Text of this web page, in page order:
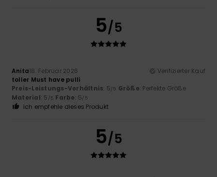
5/5
Anita18. Februar 2026
Verifizierter Kauf
toller Must have pulli
Preis-Leistungs-Verhältnis: 5/5 Größe: Perfekte Größe
Material: 5 /5 Farbe: 5/5
Ich empfehle dieses Produkt
5/5